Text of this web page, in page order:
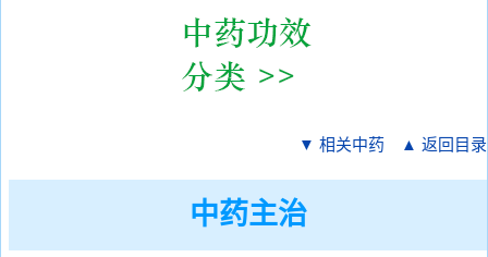
▼ 相关中药 ▲ 返回目录
中药主治